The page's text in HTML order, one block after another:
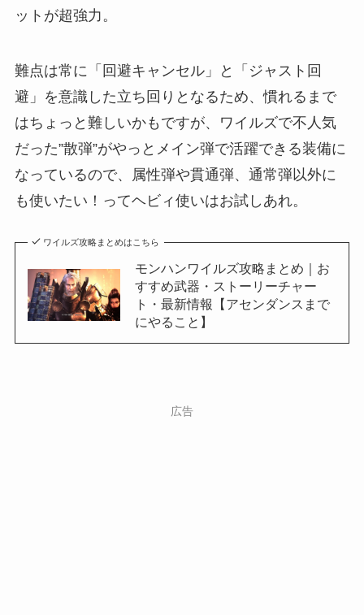
ットが超強力。
難点は常に「回避キャンセル」と「ジャスト回
避」を意識した立ち回りとなるため、慣れるまで
はちょっと難しいかもですが、ワイルズで不人気
だった”散弾”がやっとメイン弾で活躍できる装備に
なっているので、属性弾や貫通弾、通常弾以外に
も使いたい！ってヘビィ使いはお試しあれ。
ワイルズ攻略まとめはこちら
モンハンワイルズ攻略まとめ｜お
すすめ武器・ストーリーチャー
ト・最新情報【アセンダンスまで
にやること】
広告